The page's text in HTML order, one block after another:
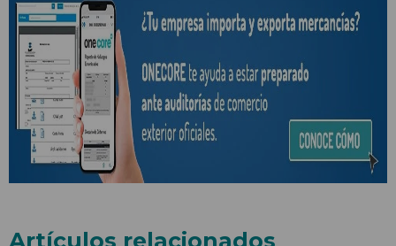
Artículos relacionados